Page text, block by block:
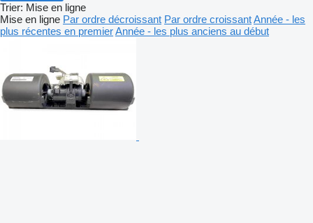
Trier: Mise en ligne
Mise en ligne Par ordre décroissant Par ordre croissantAnnée - les
plus récentes en premierAnnée - les plus anciens au début